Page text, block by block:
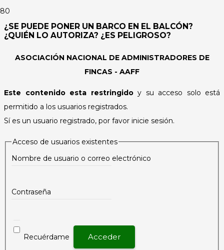
¿SE PUEDE PONER UN BARCO EN EL BALCÓN?
¿QUIÉN LO AUTORIZA? ¿ES PELIGROSO?
ASOCIACIÓN NACIONAL DE ADMINISTRADORES DE
FINCAS - AAFF
Este contenido esta restringidoy su acceso solo está
permitido a los usuarios registrados.
Sí es un usuario registrado, por favor inicie sesión.
Acceso de usuarios existentes
Nombre de usuario o correo electrónico
Contraseña
Recuérdame